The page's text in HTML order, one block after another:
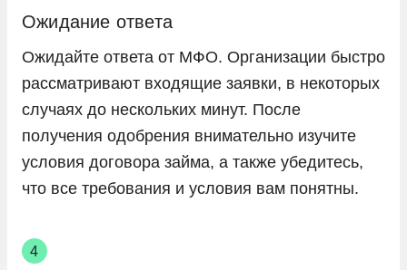
Ожидание ответа
Ожидайте ответа от МФО. Организации быстро
рассматривают входящие заявки, в некоторых
случаях до нескольких минут. После
получения одобрения внимательно изучите
условия договора займа, а также убедитесь,
что все требования и условия вам понятны.